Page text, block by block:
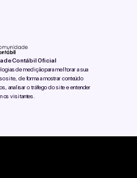
Contábil Oficial
de medição para melhorar a sua
site, de forma a mostrar conteúdo
analisar o tráfego do site e entender
os visitantes.